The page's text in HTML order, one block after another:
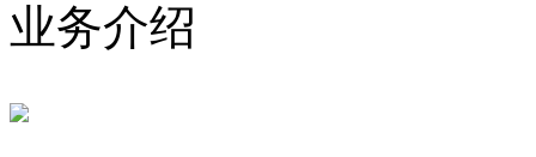
业务介绍